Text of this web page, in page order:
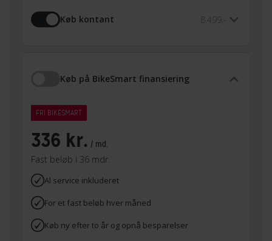
Køb kontant 8.499,-
Køb på BikeSmart finansiering
FRI BIKESMART
336 kr. / md.
Fast beløb i 36 mdr.
Al service inkluderet
For et fast beløb hver måned
Køb ny efter to år og opnå besparelser